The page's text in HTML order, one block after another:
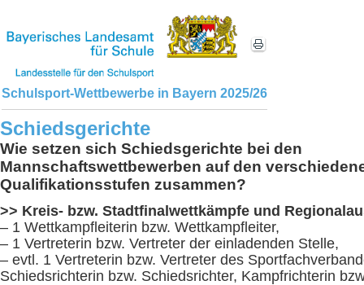
Schulsport-Wettbewerbe in Bayern 2025/26
Schiedsgerichte
Wie setzen sich Schiedsgerichte bei den
Mannschaftswettbewerben auf den
Qualifikationsstufen zusammen?
>> Kreis- bzw. Stadtfinalwettkämpfe und
– 1 Wettkampfleiterin bzw. Wettkampfleiter,
– 1 Vertreterin bzw. Vertreter der einladenden Stelle,
– evtl. 1 Vertreterin bzw. Vertreter des
Schiedsrichterin bzw. Schiedsrichter, Kampfrichterin